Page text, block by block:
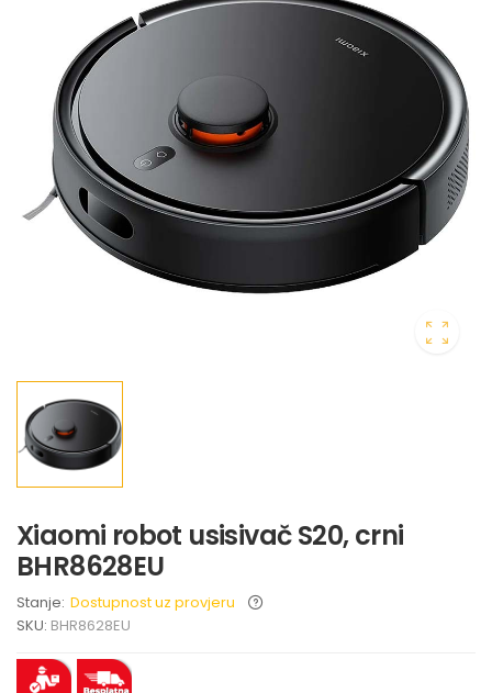
Xiaomi robot usisivač S20, crni
BHR8628EU
Stanje: Dostupnost uz provjeru
SKU: BHR8628EU